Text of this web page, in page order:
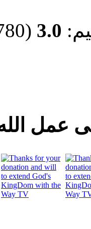
3.0 (1780 مرات التقييم)
عمل الله